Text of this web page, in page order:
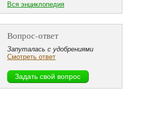
Вся энциклопедия
Вопрос-ответ
Запуталась с удобрениями
Смотреть ответ